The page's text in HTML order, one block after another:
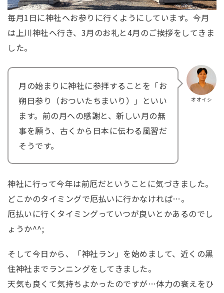
毎月1日に神社へお参りに行くようにしています。今月
は上川神社へ行き、3月のお礼と4月のご挨拶をしてきま
した。
オオイシ
月の始まりに神社に参拝することを「お
朔日参り（おついたちまいり）」といい
ます。前の月への感謝と、新しい月の無
事を願う、古くから日本に伝わる風習だ
そうです。
神社に行って今年は前厄だということに気づきました。
どこかのタイミングで厄払いに行かなければ…。
厄払いに行くタイミングっていつが良いとかあるのでし
ょうか^^;
そして今日から、「神社ラン」を始めまして、近くの黒
住神社までランニングをしてきました。
天気も良くて気持ちよかったのですが…体力の衰えをひ